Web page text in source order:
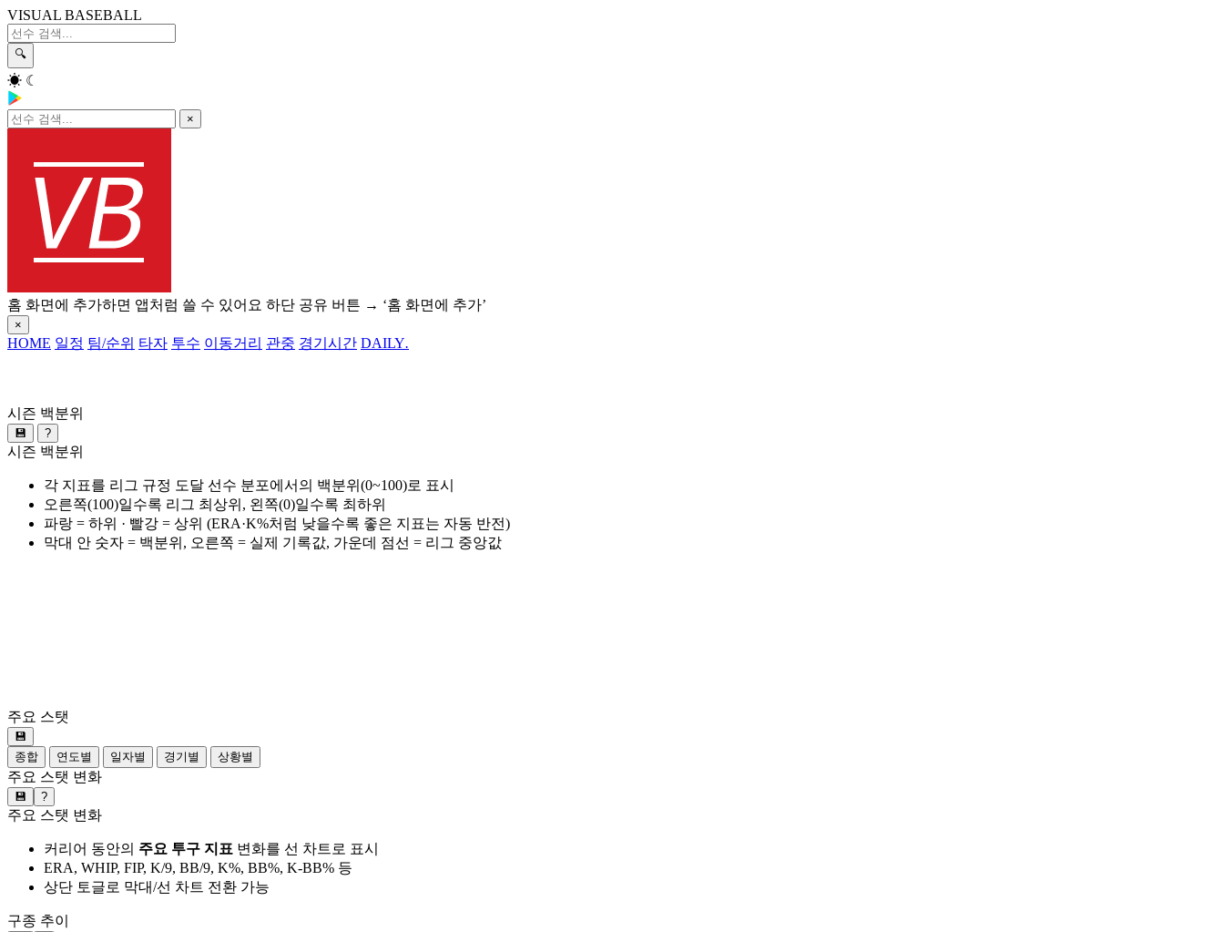
VISUAL BASEBALL
🔍
☀ ☾
×
홈 화면에 추가하면 앱처럼 쓸 수 있어요 하단 공유 버튼 → ‘홈 화면에 추가’
×
HOME 일정 팀/순위 타자 투수 이동거리 관중 경기시간 DAILY.
시즌 백분위
💾 ?
시즌 백분위
각 지표를 리그 규정 도달 선수 분포에서의 백분위(0~100)로 표시
오른쪽(100)일수록 리그 최상위, 왼쪽(0)일수록 최하위
파랑 = 하위 · 빨강 = 상위 (ERA·K%처럼 낮을수록 좋은 지표는 자동 반전)
막대 안 숫자 = 백분위, 오른쪽 = 실제 기록값, 가운데 점선 = 리그 중앙값
주요 스탯
💾
종합
연도별 일자별 경기별 상황별
주요 스탯 변화
💾 ?
주요 스탯 변화
커리어 동안의 주요 투구 지표 변화를 선 차트로 표시
ERA, WHIP, FIP, K/9, BB/9, K%, BB%, K-BB% 등
상단 토글로 막대/선 차트 전환 가능
구종 추이